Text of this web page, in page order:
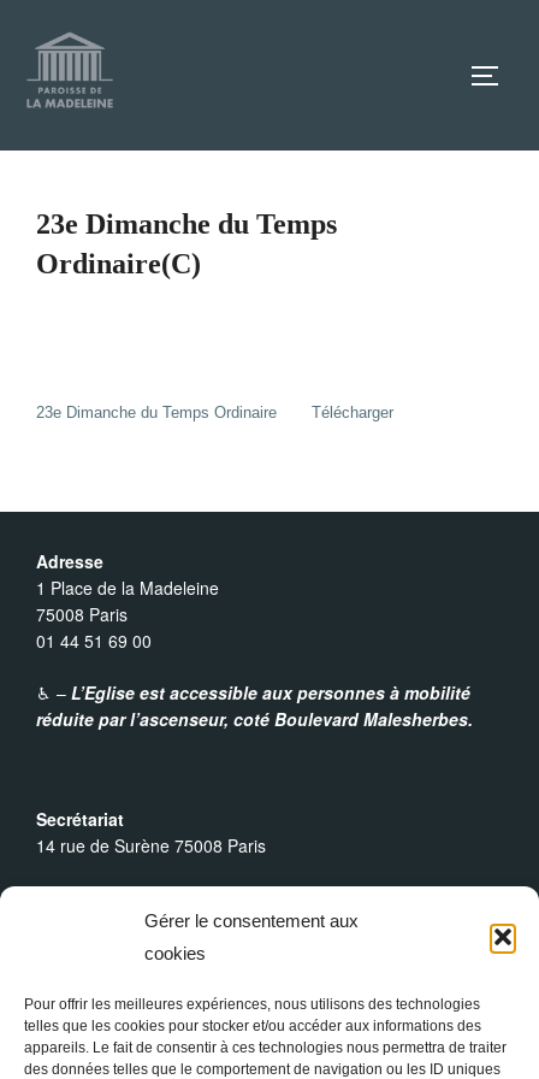
Gérer le consentement aux
cookies
Pour offrir les meilleures expériences, nous utilisons des technologies
telles que les cookies pour stocker et/ou accéder aux informations des
appareils. Le fait de consentir à ces technologies nous permettra de traiter
des données telles que le comportement de navigation ou les ID uniques
contenu
23e Dimanche du Temps
Ordinaire(C)
23e Dimanche du Temps Ordinaire Télécharger
Adresse
1 Place de la Madeleine
75008 Paris
01 44 51 69 00
♿︎ – L’Eglise est accessible aux personnes à mobilité
réduite par l’ascenseur, coté Boulevard Malesherbes.
Secrétariat
14 rue de Surène 75008 Paris
Du lundi au dimanche : 9h30 - 19h00
Samedi, messe à18h
Dimanche, messe à10h30et18h